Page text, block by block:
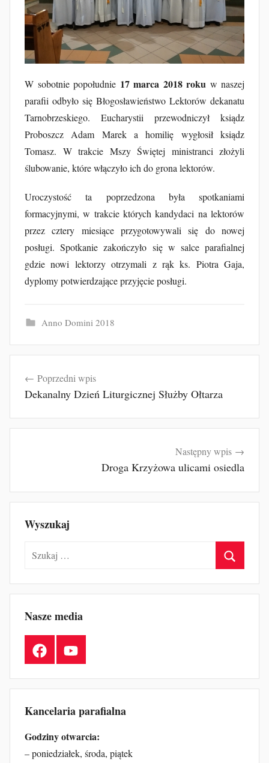
b
F
u
r
t
W sobotnie popołudnie 17 marca 2018 roku w naszej
parafii odbyło się Błogosławieństwo Lektorów dekanatu
Tarnobrzeskiego. Eucharystii przewodniczył ksiądz
Proboszcz Adam Marek a homilię wygłosił ksiądz
Tomasz. W trakcie Mszy Świętej ministranci złożyli
ślubowanie, które włączyło ich do grona lektorów.
Uroczystość ta poprzedzona była spotkaniami
formacyjnymi, w trakcie których kandydaci na lektorów
przez cztery miesiące przygotowywali się do nowej
posługi. Spotkanie zakończyło się w salce parafialnej
gdzie nowi lektorzy otrzymali z rąk ks. Piotra Gaja,
dyplomy potwierdzające przyjęcie posługi.
Anno Domini 2018
wpisuPoprzedni wpis
Dekanalny Dzień Liturgicznej Służby Ołtarza
Następny wpis
Droga Krzyżowa ulicami osiedla
Wyszukaj
Szukaj:
Nasze media
FacebookYouTube
Kancelaria parafialna
Godziny otwarcia:
– poniedziałek, środa, piątek